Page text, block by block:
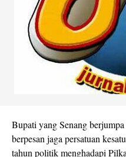
Bupati yang Senang
berpesan jaga persatuan
tahun politik menghadapi